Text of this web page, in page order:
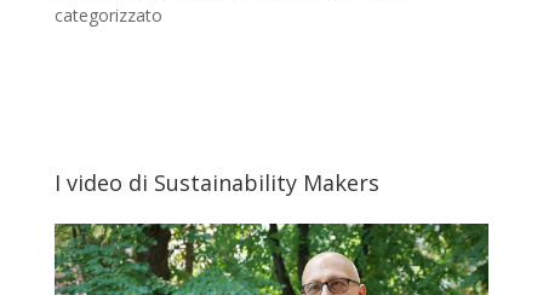
categorizzato
I video di Sustainability Makers